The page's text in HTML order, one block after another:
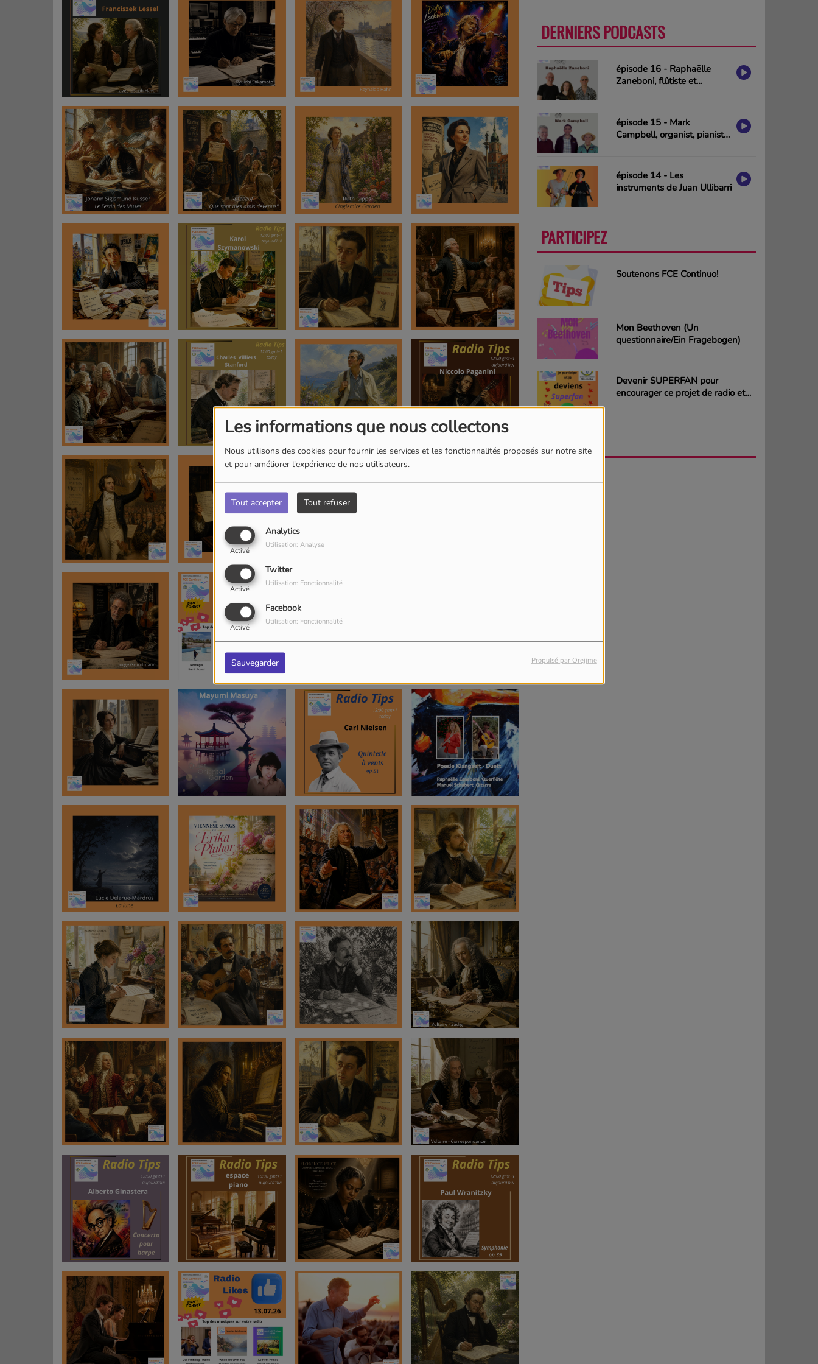
Les informations que nous collectons
Nous utilisons des cookies pour fournir les services et les fonctionnalités proposés sur notre site
et pour améliorer l'expérience de nos utilisateurs.
Tout accepter Tout refuser
Analytics
Activé
Utilisation: Analyse
Twitter
Activé
Utilisation: Fonctionnalité
Facebook
Activé
Utilisation: Fonctionnalité
Sauvegarder Propulsé par Orejime
DERNIERS PODCASTS
épisode 16 - Raphaëlle
Zaneboni, flûtiste et
épisode 15 - Mark
Campbell, organist, pianist
épisode 14 - Les
instruments de Juan Ullibarri
PARTICIPEZ
Soutenons FCE Continuo!
Mon Beethoven (Un
questionnaire/Ein Fragebogen)
Devenir SUPERFAN pour
encourager ce projet de radio et
AGENDA